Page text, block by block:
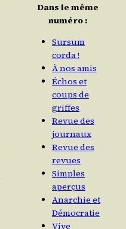
Dans le même
numéro :
Sursum
corda !
À nos amis
Échos et
coups de
griffes
Revue des
journaux
Revue des
revues
Simples
aperçus
Anarchie et
Démocratie
Vive